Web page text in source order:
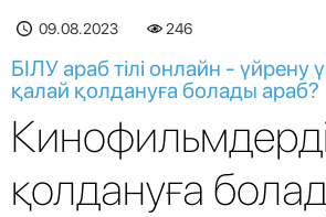
09.08.2023 246
БІЛУ араб тілі онлайн - үйрену
қалай қолдануға болады араб?
қолдануға